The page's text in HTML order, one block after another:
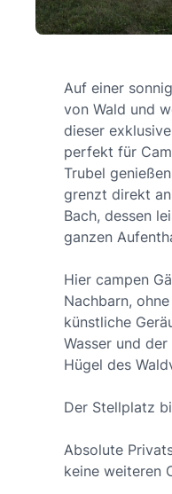
Auf einer
von Wald und
dieser
perfekt für
Trubel
grenzt direkt
Bach, dessen
ganzen
Hier campen
Nachbarn,
künstliche
Wasser und
Hügel des
Der Stellplatz
Absolute
keine weiteren